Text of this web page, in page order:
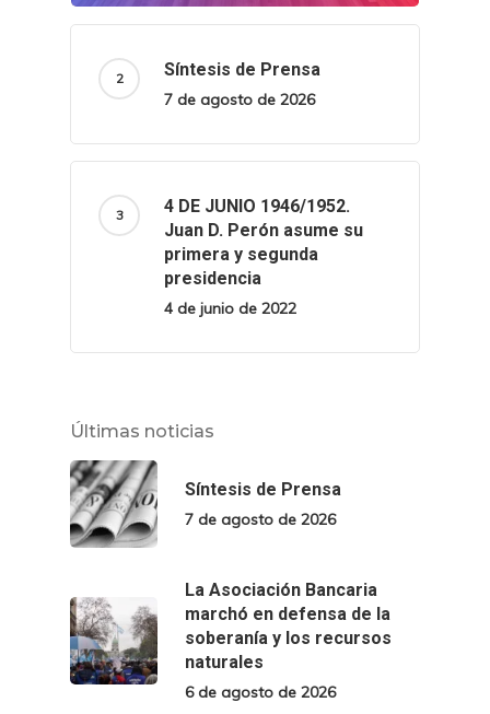
Síntesis de Prensa
7 de agosto de 2026
4 DE JUNIO 1946/1952.
Juan D. Perón asume su
primera y segunda
presidencia
4 de junio de 2022
Últimas noticias
Síntesis de Prensa
7 de agosto de 2026
La Asociación Bancaria
marchó en defensa de la
soberanía y los recursos
naturales
6 de agosto de 2026